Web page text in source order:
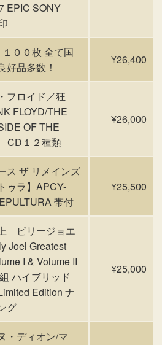
EPIC SONY
００枚 全て国
品多数！
¥26,400
フロイド／狂
FLOYD/THE
OF THE
CD１２種類
¥26,000
ス ザ リメインズ
ゥラ】APCY-
帯付
¥25,500
ビリージョエ
Joel Greatest
I & Volume II
ハイブリッド
Edition ナ
グ
¥25,000
・ディオン/マ